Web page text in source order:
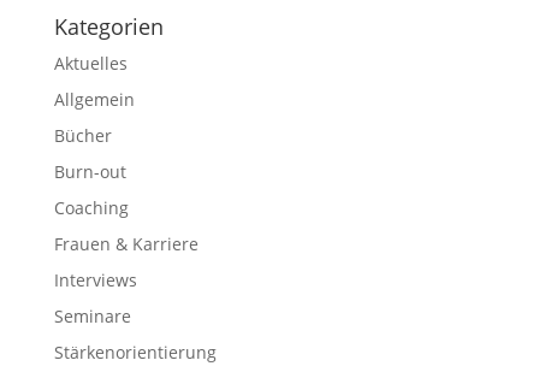
Kategorien
Aktuelles
Allgemein
Bücher
Burn-out
Coaching
Frauen & Karriere
Interviews
Seminare
Stärkenorientierung